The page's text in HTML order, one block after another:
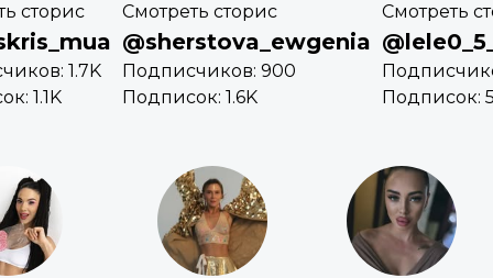
сторис
1.7K
1.1K
Смотреть сторис
@sherstova_ewgenia
Подписчиков: 900
Подписок: 1.6K
Смотреть
Подписок: